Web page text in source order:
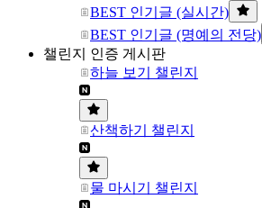
BEST 인기글 (실시간)
BEST 인기글 (명예의 전당)
챌린지 인증 게시판
하늘 보기 챌린지
산책하기 챌린지
물 마시기 챌린지